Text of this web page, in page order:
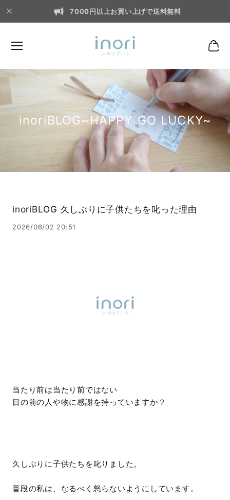
7000円以上お買い上げで送料無料
inoriBLOG~HAPPY GO LUCKY~
inoriBLOG 久しぶりに子供たちを叱った理由
2026/06/02 20:51
当たり前は当たり前ではない
目の前の人や物に感謝を持っていますか？
久しぶりに子供たちを叱りました。
普段の私は、なるべく怒らないようにしています。